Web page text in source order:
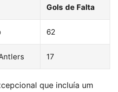
Gols de Falta
62
17
que incluía um